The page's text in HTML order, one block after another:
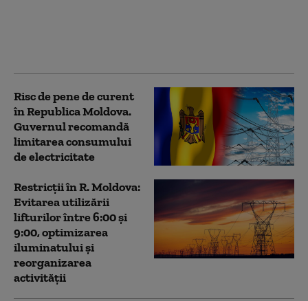
Risc de pene de curent
în Republica Moldova.
Guvernul recomandă
limitarea consumului
de electricitate
Restricții în R. Moldova:
Evitarea utilizării
lifturilor între 6:00 şi
9:00, optimizarea
iluminatului şi
reorganizarea
activităţii